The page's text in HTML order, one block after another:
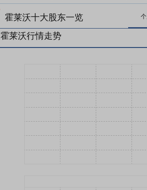
霍莱沃十大股东一览
霍莱沃行情走势